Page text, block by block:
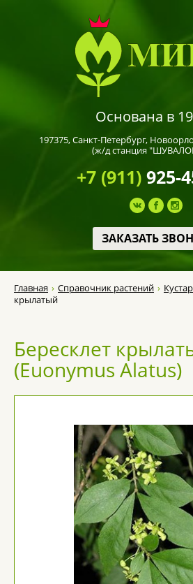
Основана в
197375,Санкт-Петербург,
(ж/д станция
+7 (911)925-
ЗАКАЗАТЬ
Главная Справочник растений
крылатый
Бересклет
(Euonymus Alatus)